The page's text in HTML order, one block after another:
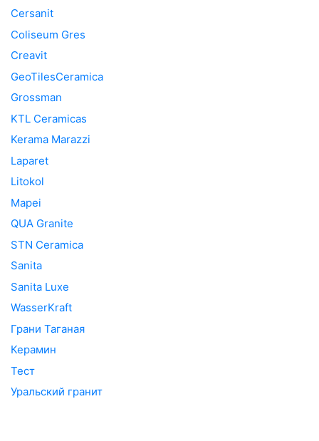
Cersanit
Coliseum Gres
Creavit
GeoTilesCeramica
Grossman
KTL Ceramicas
Kerama Marazzi
Laparet
Litokol
Mapei
QUA Granite
STN Ceramica
Sanita
Sanita Luxe
WasserKraft
Грани Таганая
Керамин
Тест
Уральский гранит